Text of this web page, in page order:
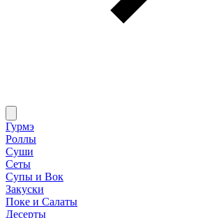
Гурмэ
Роллы
Суши
Сеты
Супы и Вок
Закуски
Поке и Салаты
Десерты